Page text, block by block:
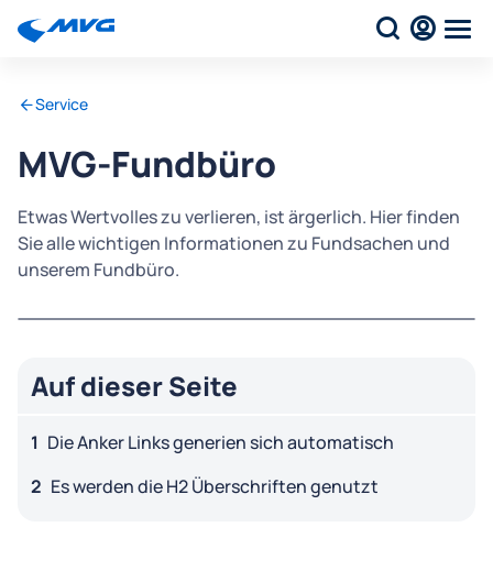
Service
MVG-Fundbüro
Etwas Wertvolles zu verlieren, ist ärgerlich. Hier finden
Sie alle wichtigen Informationen zu Fundsachen und
unserem Fundbüro.
Auf dieser Seite
Die Anker Links generien sich automatisch
Es werden die H2 Überschriften genutzt